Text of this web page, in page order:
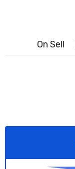
On Sell